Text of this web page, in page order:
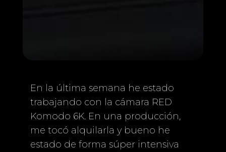
En la última semana he estado
trabajando con la cámara RED
Komodo 6K. En una producción,
me tocó alquilarla y bueno he
estado de forma súper intensiva